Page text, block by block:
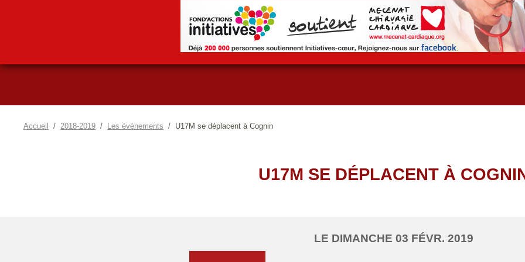
Accueil 2018-2019 Les évènements U17M se déplacent à Cognin
U17M SE DÉPLACENT À
LE DIMANCHE 03 FÉVR. 2019